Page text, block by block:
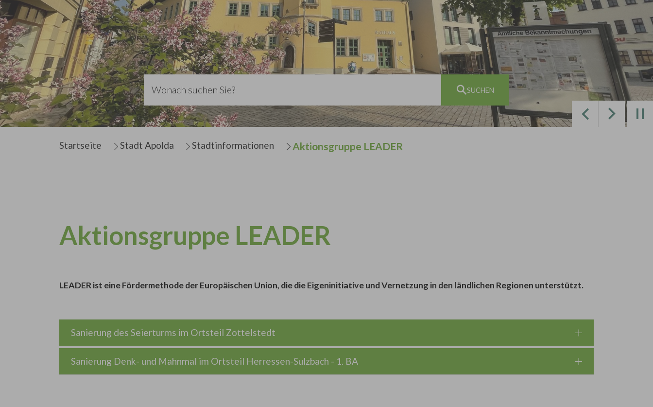
Zurück Weiter
Startseite Stadt Apolda Stadtinformationen Aktionsgruppe LEADER
Aktionsgruppe LEADER
LEADER ist eine Fördermethode der Europäischen Union, die die Eigeninitiative und Vernetzung in den ländlichen Regionen unterstützt.
Sanierung des Seierturms im Ortsteil Zottelstedt
Sanierung Denk- und Mahnmal im Ortsteil Herressen-Sulzbach - 1. BA